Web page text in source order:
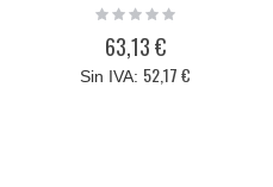
Rating:
63,13 €
52,17 €